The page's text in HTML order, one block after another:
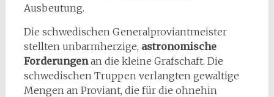
Ausbeutung.
Die schwedischen Generalproviantmeister
stellten unbarmherzige, astronomische
Forderungenan die kleine Grafschaft. Die
schwedischen Truppen verlangten gewaltige
Mengen an Proviant, die für die ohnehin